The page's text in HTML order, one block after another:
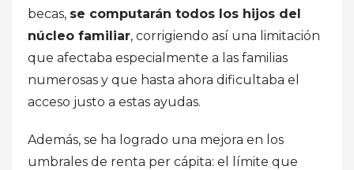
becas, se computarán todos los hijos del
núcleo familiar, corrigiendo así una limitación
que afectaba especialmente a las familias
numerosas y que hasta ahora dificultaba el
acceso justo a estas ayudas.
Además, se ha logrado una mejora en los
umbrales de renta per cápita: el límite que